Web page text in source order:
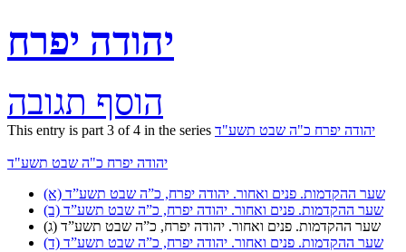
יהודה יפרח
הוסף תגובה
This entry is part 3 of 4 in the series יהודה יפרח כ"ה שבט תשע"ד
יהודה יפרח כ"ה שבט תשע"ד
שער ההקדמות. פנים ואחור. יהודה יפרח, כ”ה שבט תשע”ד (א)
שער ההקדמות. פנים ואחור. יהודה יפרח, כ”ה שבט תשע”ד (ב)
שער ההקדמות. פנים ואחור. יהודה יפרח, כ”ה שבט תשע”ד (ג)
שער ההקדמות. פנים ואחור. יהודה יפרח, כ”ה שבט תשע”ד (ד)